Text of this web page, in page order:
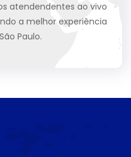
atendendentes ao vivo
a melhor experiência
Paulo.